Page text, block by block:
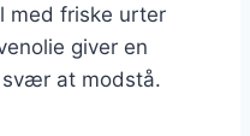
med friske urter
giver en
at modstå.